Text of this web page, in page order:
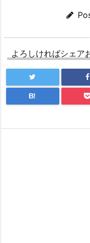
よろしければシェア
B!